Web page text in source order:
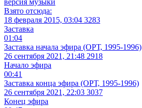
Взято отсюда:
18 февраля 2015, 03:04 3283
Заставка
01:04
Заставка начала эфира (ОРТ, 1995-1996)
26 сентября 2021, 21:48 2918
Начало эфира
00:41
Заставка конца эфира (ОРТ, 1995-1996)
26 сентября 2021, 22:03 3037
Конец эфира